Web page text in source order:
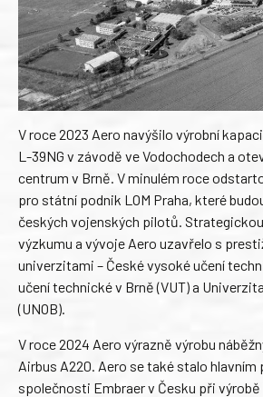
V roce 2023 Aero navýšilo výrobní
L-39NG v závodě ve Vodochodech a
centrum v Brně. V minulém roce
pro státní podnik LOM Praha, které
českých vojenských pilotů.
výzkumu a vývoje Aero uzavřelo s
univerzitami – České vysoké učení
učení technické v Brně (VUT) a
(UNOB).
V roce 2024 Aero výrazně výrobu
Airbus A220. Aero se také stalo hlavním
společnosti Embraer v Česku při